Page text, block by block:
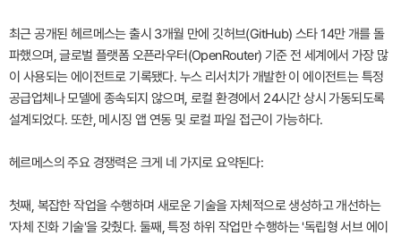
최근 공개된 헤르메스는 출시 3개월 만에 깃허브(GitHub) 스타 14만 개를 돌
파했으며, 글로벌 플랫폼 오픈라우터(OpenRouter) 기준 전 세계에서 가장 많
이 사용되는 에이전트로 기록됐다. 누스 리서치가 개발한 이 에이전트는 특정
공급업체나 모델에 종속되지 않으며, 로컬 환경에서 24시간 상시 가동되도록
설계되었다. 또한, 메시징 앱 연동 및 로컬 파일 접근이 가능하다.
헤르메스의 주요 경쟁력은 크게 네 가지로 요약된다:
첫째, 복잡한 작업을 수행하며 새로운 기술을 자체적으로 생성하고 개선하는
'자체 진화 기술'을 갖췄다. 둘째, 특정 하위 작업만 수행하는 '독립형 서브 에이